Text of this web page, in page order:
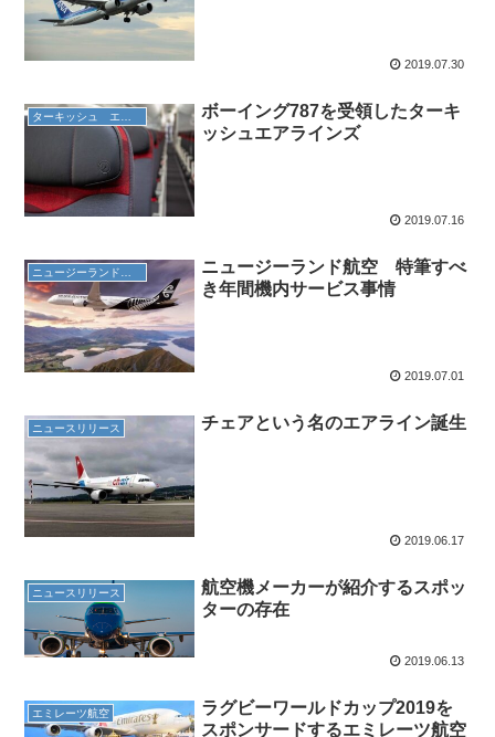
2019.07.30
ボーイング787を受領したターキ
ッシュエアラインズ
2019.07.16
ニュージーランド航空 特筆すべ
き年間機内サービス事情
2019.07.01
ニュースリリース チェアという名のエアライン誕生
2019.06.17
ニュースリリース
航空機メーカーが紹介するスポッ
ターの存在
2019.06.13
エミレーツ航空
ラグビーワールドカップ2019を
スポンサードするエミレーツ航空